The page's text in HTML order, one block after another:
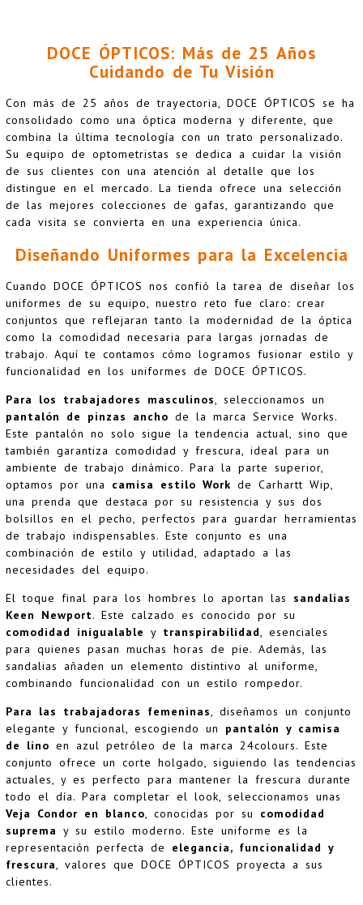
DOCE ÓPTICOS: Más de 25 Años
Cuidando de Tu Visión
Con más de 25 años de trayectoria, DOCE ÓPTICOS se ha
consolidado como una óptica moderna y diferente, que
combina la última tecnología con un trato personalizado.
Su equipo de optometristas se dedica a cuidar la visión
de sus clientes con una atención al detalle que los
distingue en el mercado. La tienda ofrece una selección
de las mejores colecciones de gafas, garantizando que
cada visita se convierta en una experiencia única.
Diseñando Uniformes para la Excelencia
Cuando DOCE ÓPTICOS nos confió la tarea de diseñar los
uniformes de su equipo, nuestro reto fue claro: crear
conjuntos que reflejaran tanto la modernidad de la óptica
como la comodidad necesaria para largas jornadas de
trabajo. Aquí te contamos cómo logramos fusionar estilo y
funcionalidad en los uniformes de DOCE ÓPTICOS.
Para los trabajadores masculinos, seleccionamos un
pantalón de pinzas ancho de la marca Service Works.
Este pantalón no solo sigue la tendencia actual, sino que
también garantiza comodidad y frescura, ideal para un
ambiente de trabajo dinámico. Para la parte superior,
optamos por una camisa estilo Work de Carhartt Wip,
una prenda que destaca por su resistencia y sus dos
bolsillos en el pecho, perfectos para guardar herramientas
de trabajo indispensables. Este conjunto es una
combinación de estilo y utilidad, adaptado a las
necesidades del equipo.
El toque final para los hombres lo aportan las sandalias
Keen Newport. Este calzado es conocido por su
comodidad inigualable y transpirabilidad, esenciales
para quienes pasan muchas horas de pie. Además, las
sandalias añaden un elemento distintivo al uniforme,
combinando funcionalidad con un estilo rompedor.
Para las trabajadoras femeninas, diseñamos un conjunto
elegante y funcional, escogiendo un pantalón y camisa
de lino en azul petróleo de la marca 24colours. Este
conjunto ofrece un corte holgado, siguiendo las tendencias
actuales, y es perfecto para mantener la frescura durante
todo el día. Para completar el look, seleccionamos unas
Veja Condor en blanco, conocidas por su comodidad
suprema y su estilo moderno. Este uniforme es la
representación perfecta de elegancia, funcionalidad y
frescura, valores que DOCE ÓPTICOS proyecta a sus
clientes.